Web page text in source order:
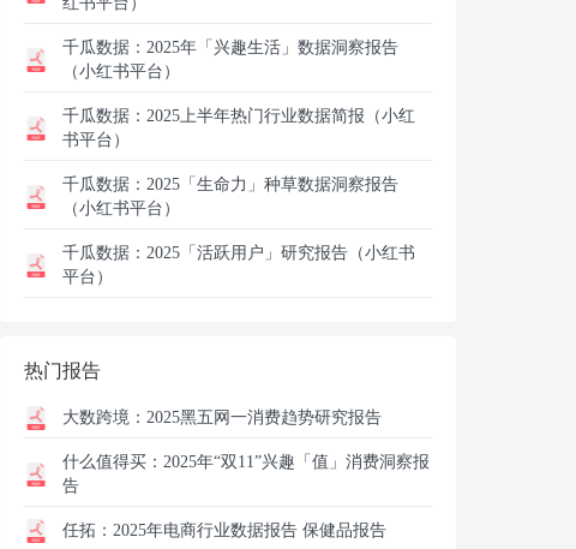
千瓜数据： 2025年「兴趣生活」数据洞察报告
（小红书平台）
千瓜数据： 2025上半年热门行业数据简报（小红
书平台）
千瓜数据： 2025「生命力」种草数据洞察报告
（小红书平台）
千瓜数据： 2025「活跃用户」研究报告（小红书
平台）
热门报告
大数跨境： 2025黑五网一消费趋势研究报告
什么值得买： 2025年“双11”兴趣「值」消费洞察报
告
任拓： 2025年电商行业数据报告 保健品报告